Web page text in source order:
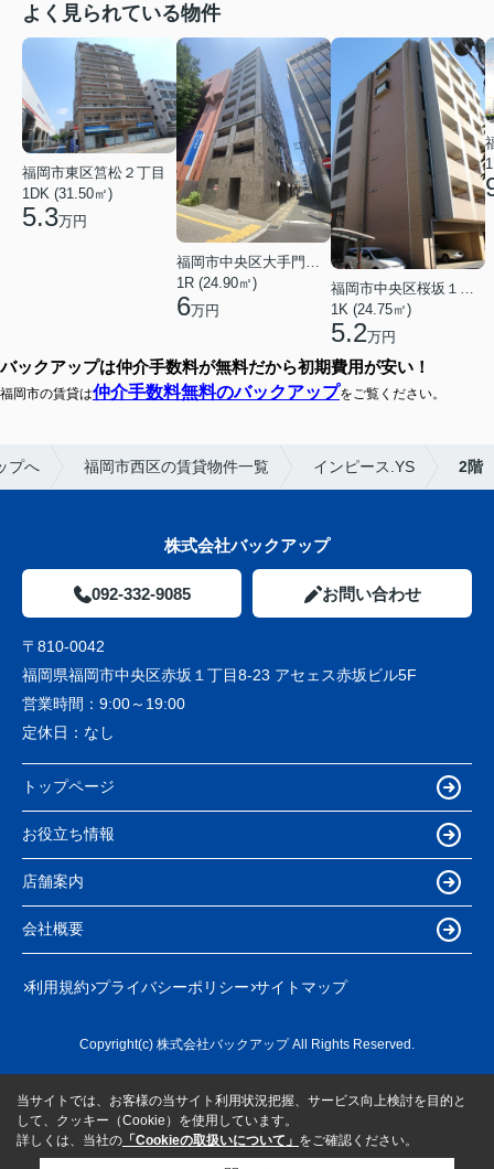
よく見られている物件
福岡市東区筥松２丁目
1DK (31.50㎡)
5.3万円
福岡市中央区大手門３丁目
1R (24.90㎡)
6万円
1K (24.75㎡)
5.2万円
バックアップは仲介手数料が無料だから初期費用が安い！
福岡市の賃貸は仲介手数料無料のバックアップをご覧ください。
プへ 福岡市西区の賃貸物件一覧 インピース.YS 2階
株式会社バックアップ
092-332-9085 お問い合わせ
〒810-0042
福岡県福岡市中央区赤坂１丁目8-23 アセェス赤坂ビル5F
営業時間： 9:00～19:00
定休日： なし
トップページ
お役立ち情報
店舗案内
会社概要
利用規約 プライバシーポリシー サイトマップ
Copyright(c) 株式会社バックアップ All Rights Reserved.
当サイトでは、お客様の当サイト利用状況把握、サービス向上検討を目的と
して、クッキー（Cookie）を使用しています。
詳しくは、当社の 「Cookieの取扱いについて」 をご確認ください。